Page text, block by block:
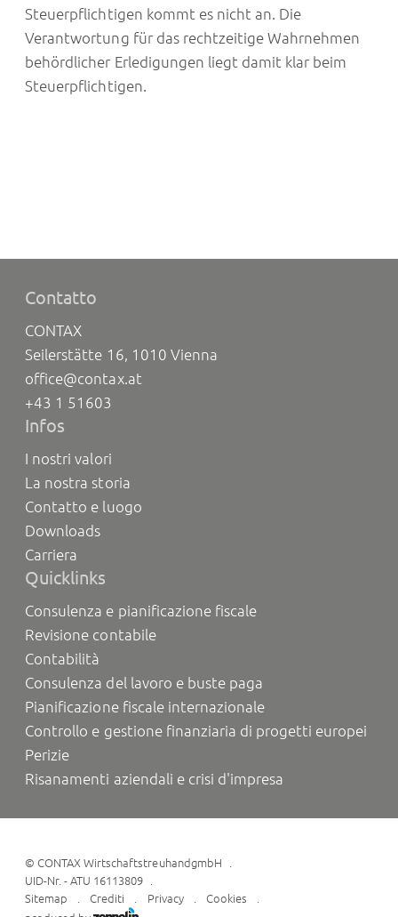
Steuerpflichtigen kommt es nicht an. Die
Verantwortung für das rechtzeitige Wahrnehmen
behördlicher Erledigungen liegt damit klar beim
Steuerpflichtigen.
Contatto
CONTAX
Seilerstätte 16, 1010 Vienna
office@contax.at
+43 1 51603
Infos
I nostri valori
La nostra storia
Contatto e luogo
Downloads
Carriera
Quicklinks
Consulenza e pianificazione fiscale
Revisione contabile
Contabilità
Consulenza del lavoro e buste paga
Pianificazione fiscale internazionale
Controllo e gestione finanziaria di progetti europei
Perizie
Risanamenti aziendali e crisi d'impresa
©CONTAX WirtschaftstreuhandgmbH
UID-Nr. - ATU 16113809
Sitemap
Crediti Privacy
Cookies